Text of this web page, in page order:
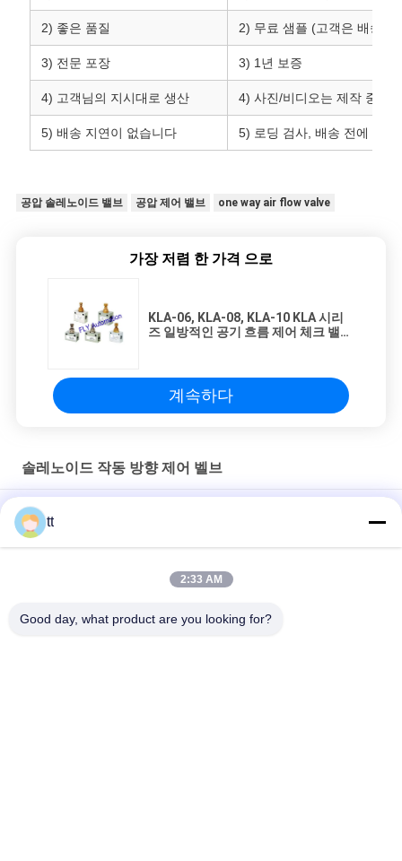
2) 좋은 품질 2) 무료 샘플 (고객은 배송 비
3) 전문 포장 3) 1년 보증
4) 고객님의 지시대로 생산 4) 사진/비디오는 제작 중에
5) 배송 지연이 없습니다 5) 로딩 검사, 배송 전에 로딩
공압 솔레노이드 밸브 공압 제어 밸브 one way air flow valve
가장 저렴 한 가격 으로
KLA-06, KLA-08, KLA-10 KLA 시리
즈 일방적인 공기 흐름 제어 체크 밸브
계속하다
솔레노이드 작동 방향 제어 벨브
PSV 유압 부하 민감한 멀티 방향 제어 밸브 PSV
공 통제 셔틀 기류 통제 벨브 ST-01, ST-02를 검사하십시오
진공 체계를 위한 3/2의 방법 직접적인 임시 금관 악기 솔레노이드
tt
2:33 AM
Good day, what product are you looking for?